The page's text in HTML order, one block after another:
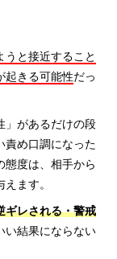
うと接近すること
起きる可能性だっ
」があるだけの段
責め口調になった
態度は、相手から
ます。
ギレされる・警戒
い結果にならない